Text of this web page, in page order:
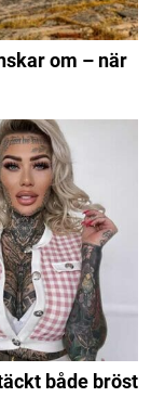
om – när
både bröst